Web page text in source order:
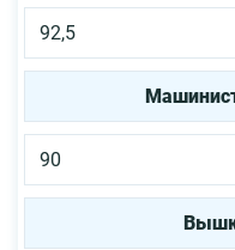
92,5
90